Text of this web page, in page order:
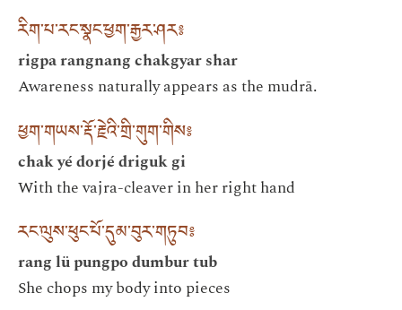
རིག་པ་རང་སྣང་ཕྱག་རྒྱར་ཤར༔
rigpa rangnang chakgyar shar
Awareness naturally appears as the mudrā.
ཕྱག་གཡས་རྡོ་རྗེའི་གྲི་གུག་གིས༔
chak yé dorjé driguk gi
With the vajra-cleaver in her right hand
རང་ལུས་ཕུང་པོ་དུམ་བུར་གཏུབ༔
rang lü pungpo dumbur tub
She chops my body into pieces